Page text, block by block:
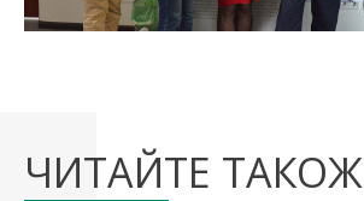
ЧИТАЙТЕ ТАКОЖ